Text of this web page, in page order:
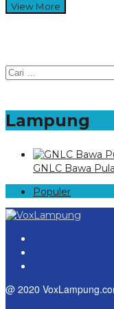
View More
Cari
untuk:
Lampung
GNLC Bawa
Populer
@ 2020